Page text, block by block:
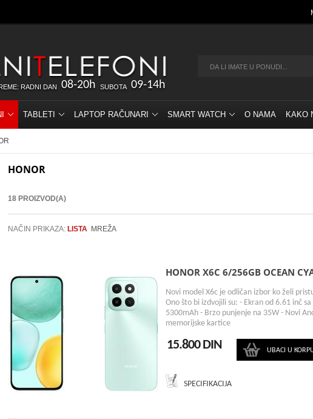
RADNI DAN 08-20h SUBOTA 09-14h
TABLETI LAPTOP RAČUNARI SMART WATCH O NAMA KAKO
HONOR
18 PROIZVOD(A)
NAČIN PRIKAZA: LISTA MREŽA
HONOR X6C 6/256GB OCEAN
Novi model X6c je odličan izbor ko želi
Ono što bi izdvojili su: - Ekran od 6.61 inč
5300mAh - Brzo punjenje na 35W - Novi
memorijske kartice
15.800 DIN UBACI U
SPECIFIKACIJA